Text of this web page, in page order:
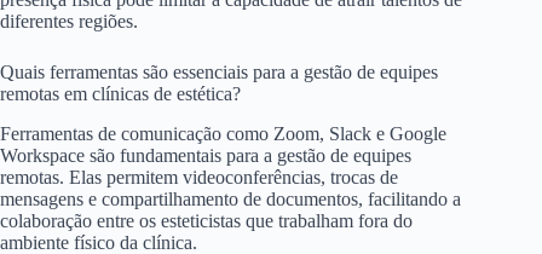
diferentes regiões.
Quais ferramentas são essenciais para a gestão de equipes
remotas em clínicas de estética?
Ferramentas de comunicação como Zoom, Slack e Google
Workspace são fundamentais para a gestão de equipes
remotas. Elas permitem videoconferências, trocas de
mensagens e compartilhamento de documentos, facilitando a
colaboração entre os esteticistas que trabalham fora do
ambiente físico da clínica.